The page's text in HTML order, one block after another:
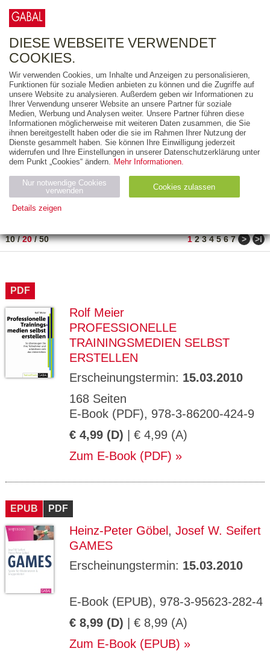
FREITEXT
AUSGABEART
AUS DER REIHE
ZUM THEMA
Neuerscheinung
Bestseller
PREIS
10/20/50 1 2 3 4 5 6 7 > >ǀ
PDF
Rolf Meier
PROFESSIONELLE
TRAININGSMEDIEN SELBST
ERSTELLEN
Erscheinungstermin: 15.03.2010
168 Seiten
E-Book (PDF), 978-3-86200-424-9
€ 4,99 (D) | € 4,99 (A)
Zum E-Book (PDF)
EPUB PDF
Heinz-Peter Göbel , Josef W. Seifert
GAMES
Erscheinungstermin: 15.03.2010
E-Book (EPUB), 978-3-95623-282-4
€ 8,99 (D) | € 8,99 (A)
Zum E-Book (EPUB)
DIESE WEBSEITE VERWENDET
COOKIES.
Wir verwenden Cookies, um Inhalte und Anzeigen zu personalisieren,
Funktionen für soziale Medien anbieten zu können und die Zugriffe auf
unsere Website zu analysieren. Außerdem geben wir Informationen zu
Ihrer Verwendung unserer Website an unsere Partner für soziale
Medien, Werbung und Analysen weiter. Unsere Partner führen diese
Informationen möglicherweise mit weiteren Daten zusammen, die Sie
ihnen bereitgestellt haben oder die sie im Rahmen Ihrer Nutzung der
Dienste gesammelt haben. Sie können Ihre Einwilligung jederzeit
widerrufen und Ihre Einstellungen in unserer Datenschutzerklärung unter
dem Punkt „Cookies“ ändern. Mehr Informationen.
Nur notwendige Cookies
verwenden
Cookies zulassen
Details zeigen
Name Zweck
Ty
ESSION
_ID
GV_CO
OKIES
gabal-
Speichert den Zustimmungsstatus des
Domäne.